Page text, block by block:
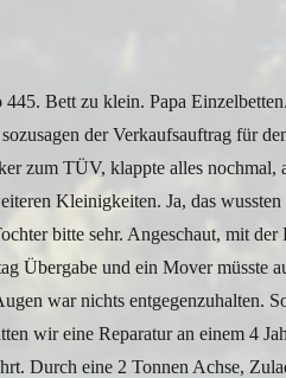
Bett zu klein. Papa
der Verkaufsauftrag für
zum TÜV, klappte alles nochmal,
Kleinigkeiten. Ja, das
bitte sehr. Angeschaut, mit
Übergabe und ein Mover müsste
war nichts entgegenzuhalten.
wir eine Reparatur an einem 4
Durch eine 2 Tonnen Achse,